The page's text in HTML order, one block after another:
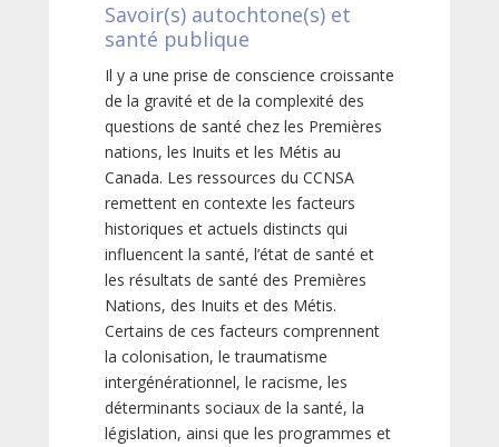
Savoir(s) autochtone(s) et
santé publique
Il y a une prise de conscience croissante
de la gravité et de la complexité des
questions de santé chez les Premières
nations, les Inuits et les Métis au
Canada. Les ressources du CCNSA
remettent en contexte les facteurs
historiques et actuels distincts qui
influencent la santé, l’état de santé et
les résultats de santé des Premières
Nations, des Inuits et des Métis.
Certains de ces facteurs comprennent
la colonisation, le traumatisme
intergénérationnel, le racisme, les
déterminants sociaux de la santé, la
législation, ainsi que les programmes et